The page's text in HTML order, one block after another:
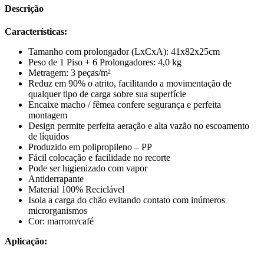
Descrição
Características:
Tamanho com prolongador (LxCxA): 41x82x25cm
Peso de 1 Piso + 6 Prolongadores: 4,0 kg
Metragem: 3 peças/m²
Reduz em 90% o atrito, facilitando a movimentação de
qualquer tipo de carga sobre sua superfície
Encaixe macho / fêmea confere segurança e perfeita
montagem
Design permite perfeita aeração e alta vazão no escoamento
de líquidos
Produzido em polipropileno – PP
Fácil colocação e facilidade no recorte
Pode ser higienizado com vapor
Antiderrapante
Material 100% Reciclável
Isola a carga do chão evitando contato com inúmeros
microrganismos
Cor: marrom/café
Aplicação: